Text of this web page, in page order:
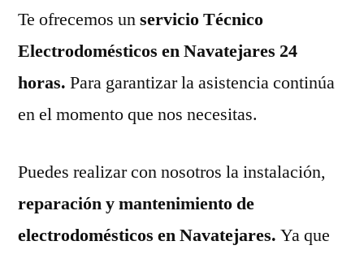
Te ofrecemos unservicio Técnico
Electrodomésticos en Navatejares 24
horas. Para garantizar la asistencia continúa
en el momento que nos necesitas.
Puedes realizar con nosotros la instalación,
reparación y mantenimiento de
electrodomésticos en Navatejares. Ya que